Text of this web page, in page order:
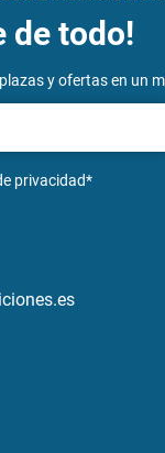
de todo!
y ofertas en un
privacidad*